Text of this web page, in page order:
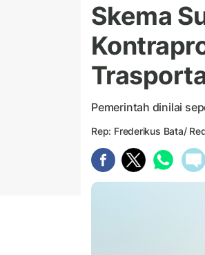
Skema
Pemerintah dinilai
Rep: Frederikus Bata/